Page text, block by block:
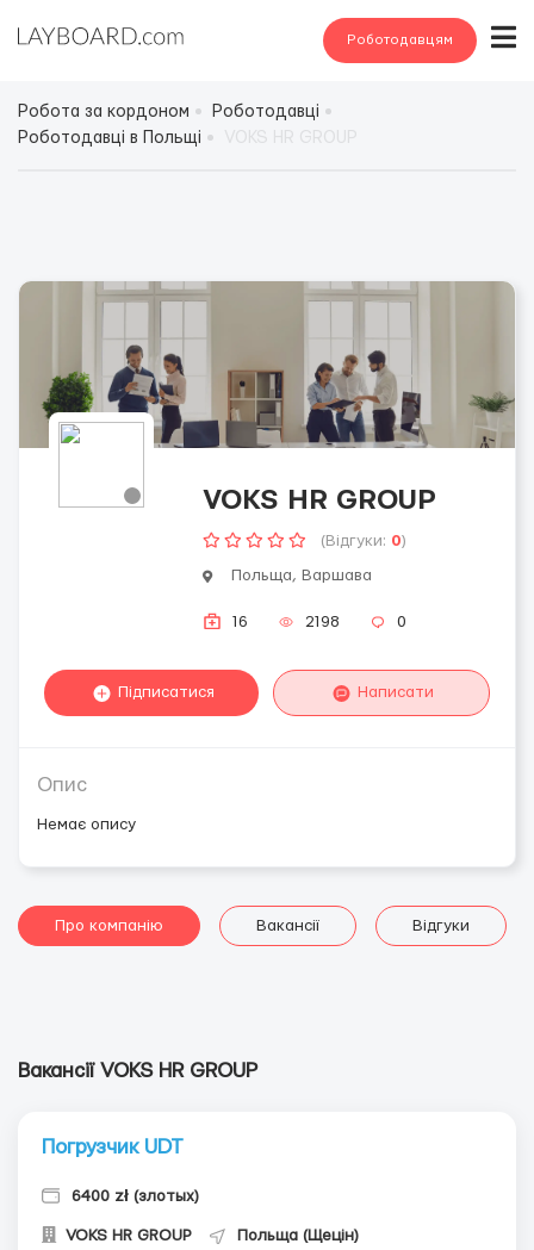
Роботодавцям
Робота за кордоном
Роботодавці
Роботодавці в Польщі
VOKS HR GROUP
(Відгуки: 0)
Польща, Варшава
16 2198 0
Підписатися Написати
Опис
Немає опису
Про компанію Вакансії Відгуки
Вакансії VOKS HR GROUP
Погрузчик UDT
6400 zł (злотых)
VOKS HR GROUP Польща (Щецін)